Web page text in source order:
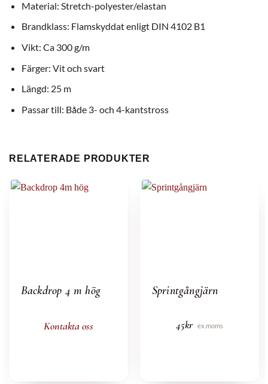
Material: Stretch-polyester/elastan
Brandklass: Flamskyddat enligt DIN 4102 B1
Vikt: Ca 300 g/m
Färger: Vit och svart
Längd: 25 m
Passar till: Både 3- och 4-kantstross
RELATERADE PRODUKTER
Backdrop 4 m hög
Kontakta oss
Sprintgångjärn
45kr ex.moms